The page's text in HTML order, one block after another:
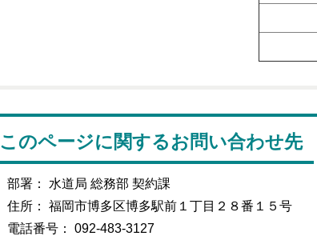
このページに関するお問い合わせ先
部署： 水道局 総務部 契約課
住所： 福岡市博多区博多駅前１丁目２８番１５号
電話番号： 092-483-3127